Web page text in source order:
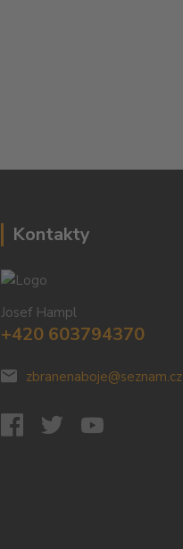
Kontakty
Josef Hampl
+420 603794370
zbranenaboje@seznam.cz